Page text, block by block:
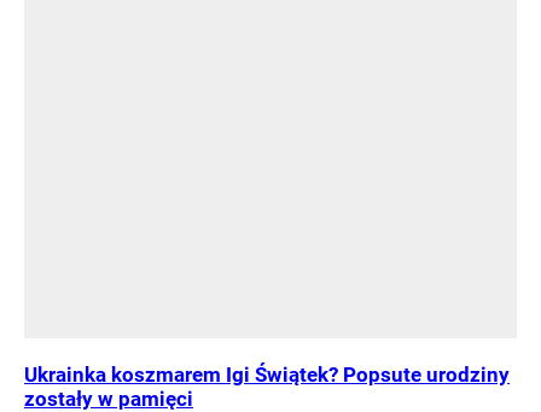
Ukrainka koszmarem Igi Świątek? Popsute urodziny
zostały w pamięci